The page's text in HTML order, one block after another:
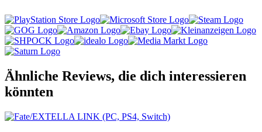
Ähnliche Reviews, die dich interessieren
könnten